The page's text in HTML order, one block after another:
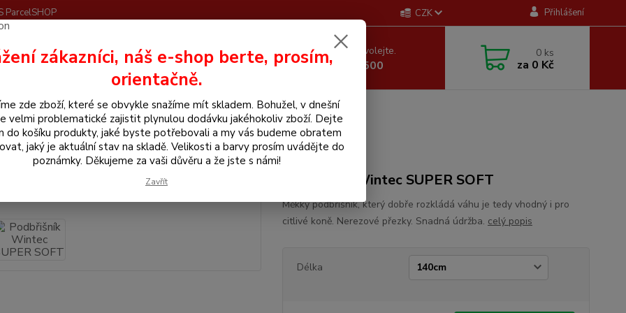
ParcelSHOP CZK Přihlášení
Hledat Nevíte si rady? Zavolejte.
+420 605 255 500
0 ks
za 0 Kč
pro koně Podbříšníky Podbřišník Wintec SUPER SOFT
Wintec SUPER SOFT
Podbřišník Wintec SUPER SOFT
Měkký podbřišník, který dobře rozkládá váhu je tedy vhodný i pro
citlivé koně. Nerezové přezky. Snadná údržba. celý popis
Délka
zákazníci, náš e-shop berte, prosím,
orientačně.
zde zboží, které se obvykle snažíme mít skladem. Bohužel, v dnešní
velmi problematické zajistit plynulou dodávku jakéhokoliv zboží. Dejte
do košíku produkty, jaké byste potřebovali a my vás budeme obratem
jaký je aktuální stav na skladě. Velikosti a barvy prosím uvádějte do
poznámky. Děkujeme za vaši důvěru a že jste s námi!
Zavřít